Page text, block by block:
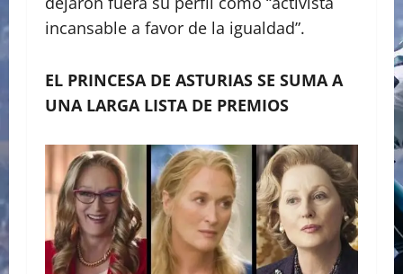
incansable a favor de la igualdad”.
EL PRINCESA DE ASTURIAS SE SUMA A
UNA LARGA LISTA DE PREMIOS